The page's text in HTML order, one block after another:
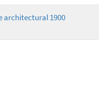
architectural 1900